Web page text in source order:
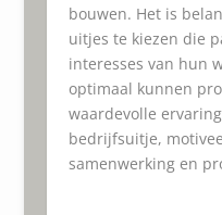
bouwen. Het is
uitjes te kiezen die
interesses van hun
optimaal kunnen
waardevolle
bedrijfsuitje,
samenwerking en